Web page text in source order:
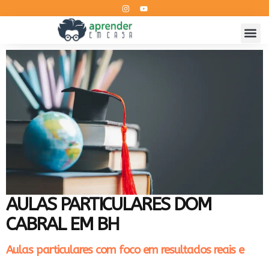
AULAS PARTICULARES DOM
CABRAL EM BH
Aulas particulares com foco em resultados reais e